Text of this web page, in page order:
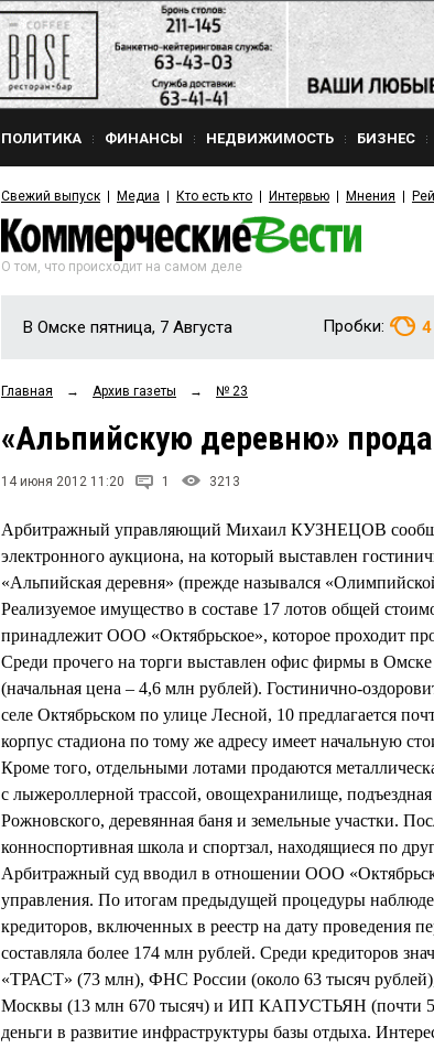
ПОЛИТИКА ФИНАНСЫ НЕДВИЖИМОСТЬ БИЗНЕС
Свежий выпуск Медиа Кто есть кто Интервью Мнения
О том, что происходит на самом деле
В Омске пятница, 7 Августа Пробки: 4
Главная → Архив газеты → № 23
«Альпийскую деревню»
14 июня 2012 11:20 1 3213
Арбитражный управляющий Михаил КУЗНЕЦОВ
электронного аукциона, на который выставлен
«Альпийская деревня» (прежде назывался
Реализуемое имущество в составе 17 лотов общей
принадлежит ООО «Октябрьское», которое проходит
Среди прочего на торги выставлен офис фирмы в
(начальная цена – 4,6 млн рублей). Гостинично-
селе Октябрьском по улице Лесной, 10 предлагается
корпус стадиона по тому же адресу имеет начальную
Кроме того, отдельными лотами продаются
с лыжероллерной трассой, овощехранилище,
Рожновского, деревянная баня и земельные участки.
конноспортивная школа и спортзал, находящиеся по
Арбитражный суд вводил в отношении ООО
управления. По итогам предыдущей процедуры
кредиторов, включенных в реестр на дату проведения
составляла более 174 млн рублей. Среди кредиторов
«ТРАСТ» (73 млн), ФНС России (около 63 тысяч
Москвы (13 млн 670 тысяч) и ИП КАПУСТЬЯН (почти
деньги в развитие инфраструктуры базы отдыха.